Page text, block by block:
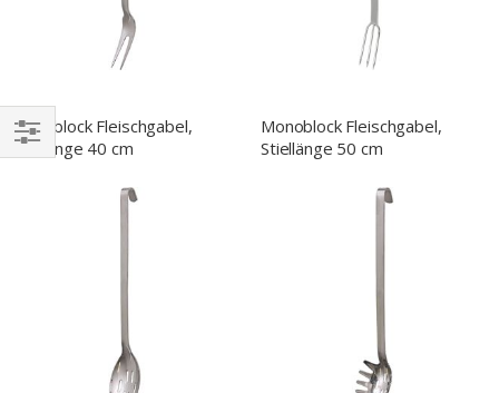
Monoblock Fleischgabel,
Stiellänge 40 cm
Monoblock Fleischgabel,
Stiellänge 50 cm
EINKAUFEN